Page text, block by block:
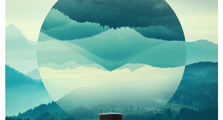
【注意事項】
1.本服務係由「台灣大哥大股份有限公司」（以下簡稱本公司）所提供，讓
用戶於交易時，得透過本服務購買商品或服務，並由商店將買賣／分期付款
買賣價金債權讓與本公司後，依約使用本公司帳單繳交帳款。
2.基於同意付款使用「大哥付你分期」之契約關係目的，商店將以您的個人
資料（包含姓名、電話或地址）提供予台灣大哥大進項蒐集、處理及利用，
由本公司與您本人進行分期帳單所需資料之確認、核對及更正。
3.完整用戶服務條款，請詳閱以下連結：
https://oppay.tw/userRule
３．收到繳費通知簡訊後14天內，點擊此簡訊中的連結，可透過四大超商／
ATM／網路銀行／等多元方式進行付款，方視為交易完成。
※ 請注意：結帳手續完成當下不需立刻繳費，但若您需要取消訂單，請聯絡
購買商品的店家。未經商家同意取消之訂單仍視為有效，需透過AFTEE先享
後付繳納相關費用。
※ 交易是否成功請以「AFTEE先享後付 」之結帳頁面顯示為準，若有關於
是否繳費成功／繳費後需取消欲退款等相關疑問，請聯繫「AFTEE先享後付
客戶支援中心」https://netprotections.freshdesk.com/support/home
【注意事項】
１．透過由恩沛科技股份有限公司提供之「AFTEE先享後付」服務完成之交
易，需依本服務之必要範圍內提供個人資料，並將交易相關給付款項請求債
權轉讓予恩沛科技股份有限公司。
⭕超取僅提供付款後7-11取貨
每筆NT$100，滿NT$1,000(含以上)免運費
每筆NT$100，滿NT$1,000(含以上)免運費
離島宅配
每筆NT$280，滿NT$3,000(含以上)免運費